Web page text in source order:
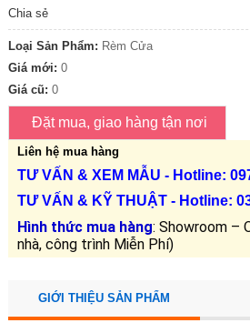
Chia sẻ
Loại Sản Phẩm: Rèm Cửa
Giá mới: 0
Giá cũ: 0
Liên hệ mua hàng
TƯ VẤN & XEM MẪU - Hotline:
TƯ VẤN & KỸ THUẬT- Hotline:
Hình thức mua hàng: Showroom –
nhà, công trình Miễn Phí)
GIỚI THIỆU SẢN PHẨM